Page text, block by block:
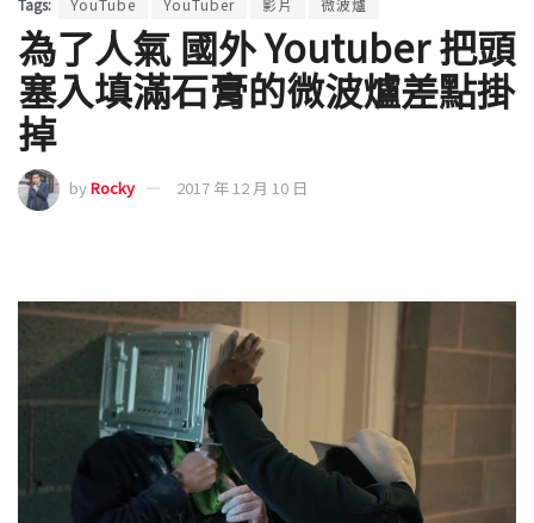
為了人氣 國外 Youtuber 把頭
塞入填滿石膏的微波爐差點掛
掉
byRocky 2017 年 12 月 10 日